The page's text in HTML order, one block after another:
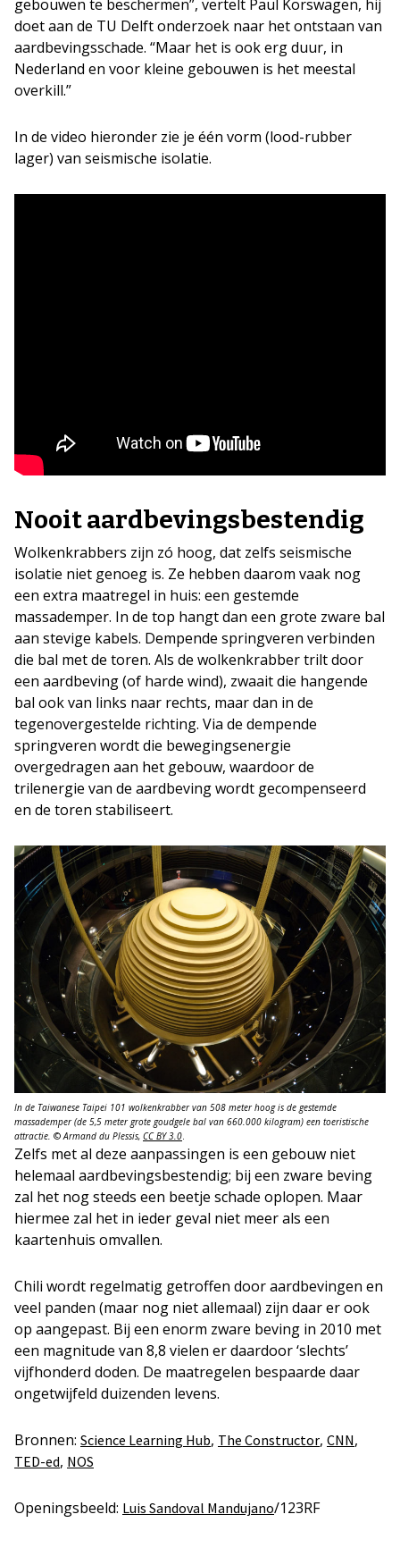
gebouwen te beschermen”, vertelt Paul Korswagen, hij
doet aan de TU Delft onderzoek naar het ontstaan van
aardbevingsschade. “Maar het is ook erg duur, in
Nederland en voor kleine gebouwen is het meestal
overkill.”
In de video hieronder zie je één vorm (lood-rubber
lager) van seismische isolatie.
Nooit aardbevingsbestendig
Wolkenkrabbers zijn zó hoog, dat zelfs seismische
isolatie niet genoeg is. Ze hebben daarom vaak nog
een extra maatregel in huis: een gestemde
massademper. In de top hangt dan een grote zware bal
aan stevige kabels. Dempende springveren verbinden
die bal met de toren. Als de wolkenkrabber trilt door
een aardbeving (of harde wind), zwaait die hangende
bal ook van links naar rechts, maar dan in de
tegenovergestelde richting. Via de dempende
springveren wordt die bewegingsenergie
overgedragen aan het gebouw, waardoor de
trilenergie van de aardbeving wordt gecompenseerd
en de toren stabiliseert.
In de Taiwanese Taipei 101 wolkenkrabber van 508 meter hoog is de gestemde
massademper (de 5,5 meter grote goudgele bal van 660.000 kilogram) een toeristische
attractie. © Armand du Plessis, CC BY 3.0
Zelfs met al deze aanpassingen is een gebouw niet
helemaal aardbevingsbestendig; bij een zware beving
zal het nog steeds een beetje schade oplopen. Maar
hiermee zal het in ieder geval niet meer als een
kaartenhuis omvallen.
Chili wordt regelmatig getroffen door aardbevingen en
veel panden (maar nog niet allemaal) zijn daar er ook
op aangepast. Bij een enorm zware beving in 2010 met
een magnitude van 8,8 vielen er daardoor ‘slechts’
vijfhonderd doden. De maatregelen bespaarde daar
ongetwijfeld duizenden levens.
Bronnen: Science Learning Hub, The Constructor, CNN,
TED-ed, NOS
Openingsbeeld: Luis Sandoval Mandujano/123RF